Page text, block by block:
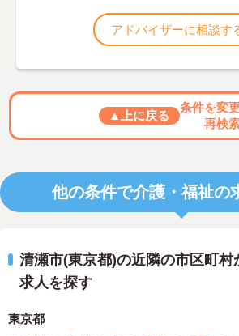
アドバイザーに相談す
▲上に戻る
条件を変
再検
他の条件で介護・福祉の
清瀬市(東京都)の近隣の市区町村
求人を探す
東京都